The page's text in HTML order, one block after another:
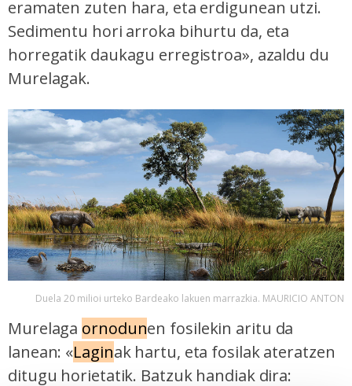
eramaten zuten hara, eta erdigunean utzi.
Sedimentu hori arroka bihurtu da, eta
horregatik daukagu erregistroa», azaldu du
Murelagak.
Duela 20 milioi urteko Bardeako lakuen marrazkia. MAURICIO ANTON
Murelaga ornodunen fosilekin aritu da
lanean: «Laginak hartu, eta fosilak ateratzen
ditugu horietatik. Batzuk handiak dira: